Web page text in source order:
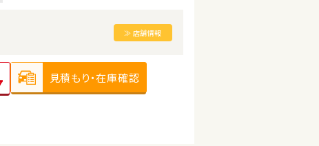
≫ 店舗情報
見積もり・在庫確認